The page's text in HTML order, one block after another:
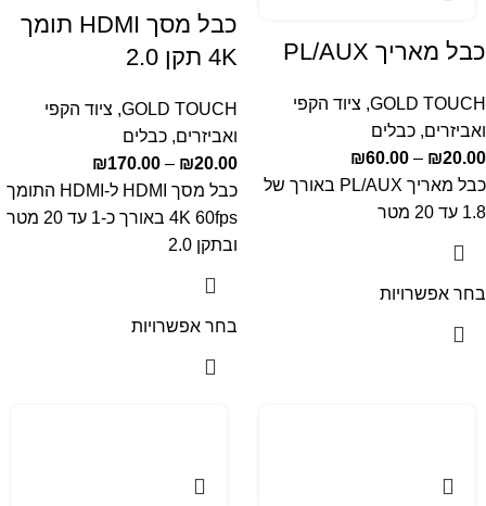
כבל מאריך PL/AUX
GOLD TOUCH
, ציוד הקפי
ואביזרים, כבלים
₪20.00
–
₪60.00
כבל מאריך PL/AUX באורך של
1.8 עד 20 מטר
בחר אפשרויות
כבל מסך HDMI תומך
4K תקן 2.0
GOLD TOUCH
, ציוד הקפי
ואביזרים, כבלים
₪20.00
–
₪170.00
כבל מסך HDMI ל-HDMI התומך
4K 60fps באורך כ-1 עד 20 מטר
ובתקן 2.0
בחר אפשרויות